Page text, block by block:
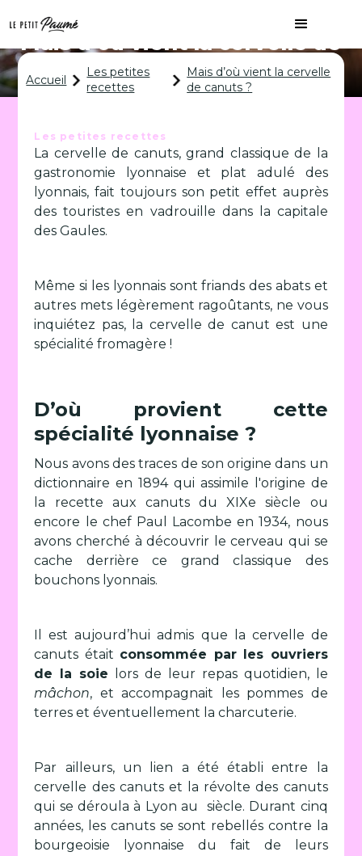
Mais d’où vient la cervelle de
canuts ?
Accueil
Les petites
recettes
Mais d’où vient la cervelle
de canuts ?
Les petites recettes
La cervelle de canuts, grand classique de la
gastronomie lyonnaise et plat adulé des
lyonnais, fait toujours son petit effet auprès
des touristes en vadrouille dans la capitale
des Gaules.
Même si les lyonnais sont friands des abats et
autres mets légèrement ragoûtants, ne vous
inquiétez pas, la cervelle de canut est une
spécialité fromagère !
D’où provient cette
spécialité lyonnaise ?
Nous avons des traces de son origine dans un
dictionnaire en 1894 qui assimile l'origine de
la recette aux canuts du XIXe siècle ou
encore le chef Paul Lacombe en 1934, nous
avons cherché à découvrir le cerveau qui se
cache derrière ce grand classique des
bouchons lyonnais.
Il est aujourd’hui admis que la cervelle de
canuts était consommée par les ouvriers
de la soie lors de leur repas quotidien, le
mâchon, et accompagnait les pommes de
terres et éventuellement la charcuterie.
Par ailleurs, un lien a été établi entre la
cervelle des canuts et la révolte des canuts
qui se déroula à Lyon au siècle. Durant cinq
années, les canuts se sont rebellés contre la
bourgeoisie lyonnaise du fait de leurs